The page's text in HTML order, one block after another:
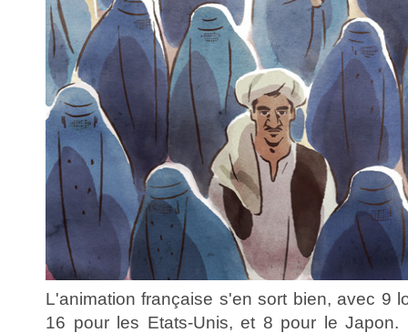
L'animation française s'en sort bien, avec 9
16 pour les Etats-Unis, et 8 pour le Japon.